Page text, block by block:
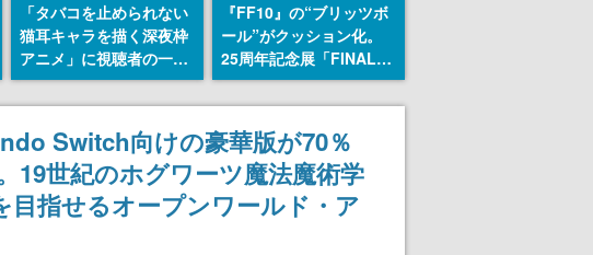
「タバコを止められない
猫耳キャラを描く深夜枠
アニメ」に視聴者の一部
から批判意見。違法薬物
の使用と思しき描写も含
めて、BPOが議論を交わ
す
『FF10』の“ブリッツボ
ール”がクッション化。
25周年記念展「FINAL
FANTASY X MUSEUM-
幻光の記憶-」のグッズ情
報が一部公開
Switch向けの豪華版が70％
19世紀のホグワーツ魔法魔術学
指せるオープンワールド・ア